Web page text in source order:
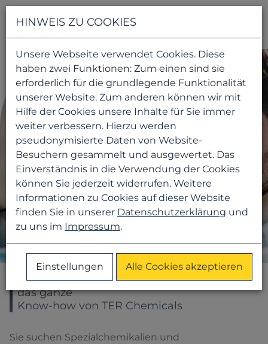
Sie wählen ein Produkt – Sie bekommen
das ganze
Know-how von TER Chemicals
Sie suchen Spezialchemikalien und
HINWEIS ZU COOKIES
Unsere Webseite verwendet Cookies. Diese
haben zwei Funktionen: Zum einen sind sie
erforderlich für die grundlegende Funktionalität
unserer Website. Zum anderen können wir mit
Hilfe der Cookies unsere Inhalte für Sie immer
weiter verbessern. Hierzu werden
pseudonymisierte Daten von Website-
Besuchern gesammelt und ausgewertet. Das
Einverständnis in die Verwendung der Cookies
können Sie jederzeit widerrufen. Weitere
Informationen zu Cookies auf dieser Website
finden Sie in unserer Datenschutzerklärung und
zu uns im Impressum.
Einstellungen Alle Cookies akzeptieren